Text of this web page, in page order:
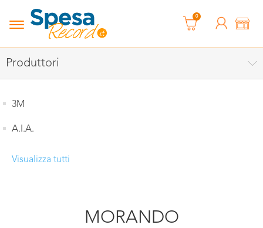
0
Produttori
3M
A.I.A.
Visualizza tutti
MORANDO